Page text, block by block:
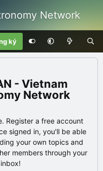
Network
ký
- Vietnam
Network
Register a free account
signed in, you'll be able
your own topics and
members through your